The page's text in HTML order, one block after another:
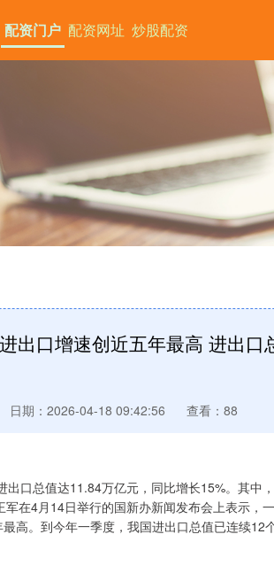
配资门户 配资网址 炒股配资
出口增速创近五年最高 进出口
日期：2026-04-18 09:42:56 查看：88
口总值达11.84万亿元，同比增长15%。其中
在4月14日举行的国新办新闻发布会上表示，
高。到今年一季度，我国进出口总值已连续12